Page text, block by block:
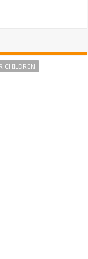
CHILDREN